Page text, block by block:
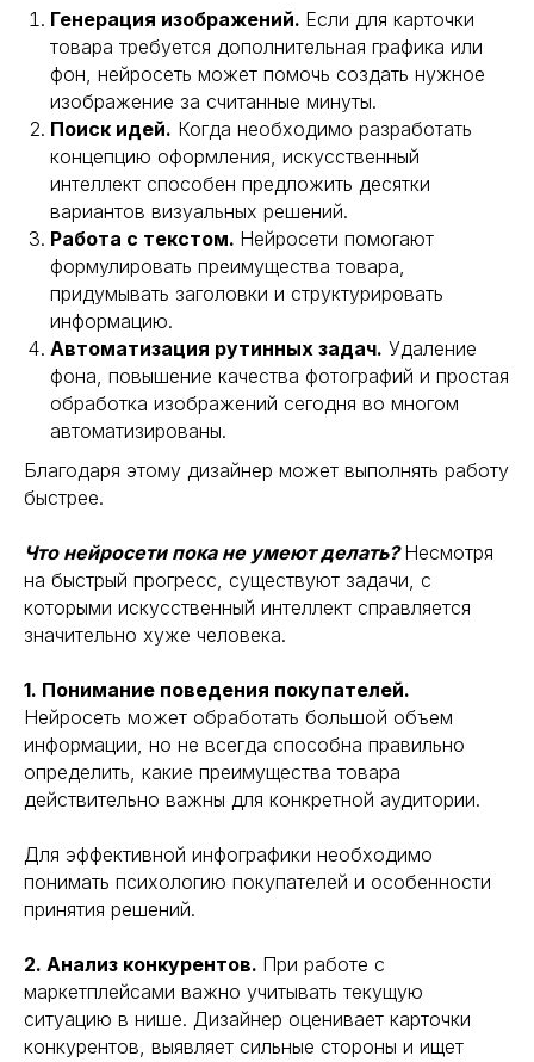
Генерация изображений. Если для карточки
товара требуется дополнительная графика или
фон, нейросеть может помочь создать нужное
изображение за считанные минуты.
Поиск идей. Когда необходимо разработать
концепцию оформления, искусственный
интеллект способен предложить десятки
вариантов визуальных решений.
Работа с текстом. Нейросети помогают
формулировать преимущества товара,
придумывать заголовки и структурировать
информацию.
Автоматизация рутинных задач. Удаление
фона, повышение качества фотографий и простая
обработка изображений сегодня во многом
автоматизированы.
Благодаря этому дизайнер может выполнять работу
быстрее.
Что нейросети пока не умеют делать? Несмотря
на быстрый прогресс, существуют задачи, с
которыми искусственный интеллект справляется
значительно хуже человека.
1. Понимание поведения покупателей.
Нейросеть может обработать большой объем
информации, но не всегда способна правильно
определить, какие преимущества товара
действительно важны для конкретной аудитории.
Для эффективной инфографики необходимо
понимать психологию покупателей и особенности
принятия решений.
2. Анализ конкурентов. При работе с
маркетплейсами важно учитывать текущую
ситуацию в нише. Дизайнер оценивает карточки
конкурентов, выявляет сильные стороны и ищет